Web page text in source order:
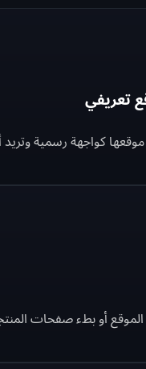
تعريفي
كواجهة رسمية وتريد
أو بطء صفحات